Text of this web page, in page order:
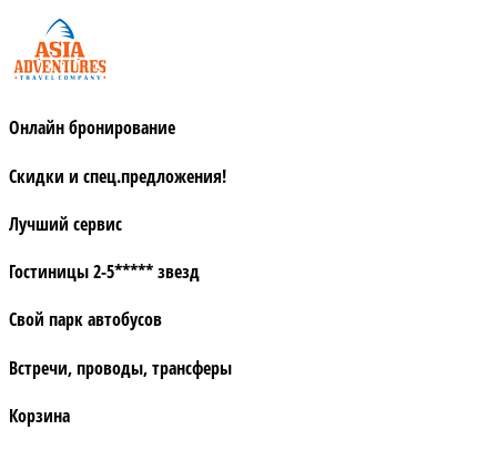
Онлайн бронирование
Скидки и спец.предложения!
Лучший сервис
Гостиницы 2-5***** звезд
Свой парк автобусов
Встречи, проводы, трансферы
Корзина